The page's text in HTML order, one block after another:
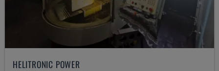
HELITRONIC POWER